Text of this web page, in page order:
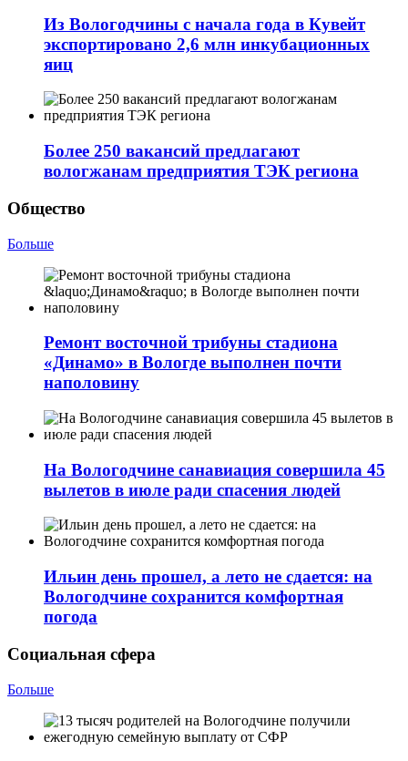
Из Вологодчины с начала года в Кувейт
экспортировано 2,6 млн инкубационных
яиц
Более 250 вакансий предлагают
вологжанам предприятия ТЭК региона
Общество
Больше
Ремонт восточной трибуны стадиона
«Динамо» в Вологде выполнен почти
наполовину
На Вологодчине санавиация совершила 45
вылетов в июле ради спасения людей
Ильин день прошел, а лето не сдается: на
Вологодчине сохранится комфортная
погода
Социальная сфера
Больше